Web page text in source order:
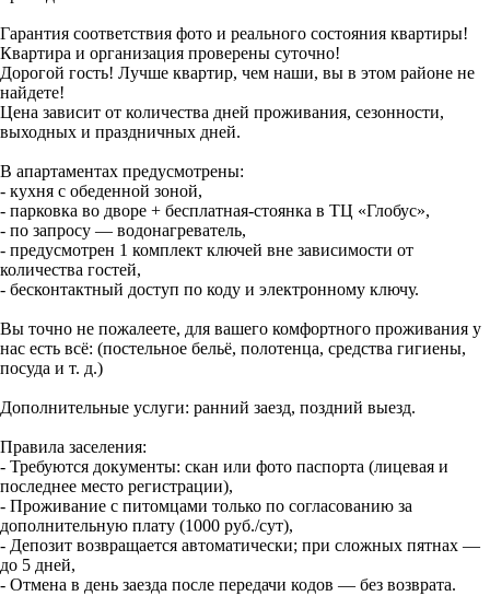
Гарантия соответствия фото и реального состояния квартиры!
Квартира и организация проверены суточно!
Дорогой гость! Лучше квартир, чем наши, вы в этом районе не
найдете!
Цена зависит от количества дней проживания, сезонности,
выходных и праздничных дней.
В апартаментах предусмотрены:
- кухня с обеденной зоной,
- парковка во дворе + бесплатная-стоянка в ТЦ «Глобус»,
- по запросу — водонагреватель,
- предусмотрен 1 комплект ключей вне зависимости от
количества гостей,
- бесконтактный доступ по коду и электронному ключу.
Вы точно не пожалеете, для вашего комфортного проживания у
нас есть всё: (постельное бельё, полотенца, средства гигиены,
посуда и т. д.)
Дополнительные услуги: ранний заезд, поздний выезд.
Правила заселения:
- Требуются документы: скан или фото паспорта (лицевая и
последнее место регистрации),
- Проживание с питомцами только по согласованию за
дополнительную плату (1000 руб./сут),
- Депозит возвращается автоматически; при сложных пятнах —
до 5 дней,
- Отмена в день заезда после передачи кодов — без возврата.